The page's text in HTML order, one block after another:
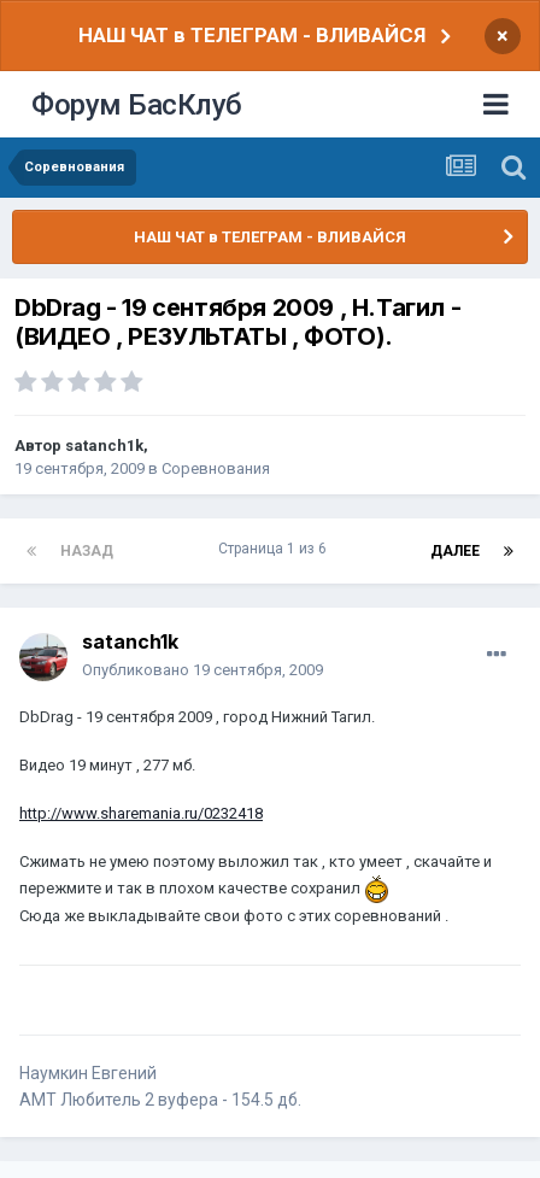
НАШ ЧАТ в ТЕЛЕГРАМ - ВЛИВАЙСЯ ×
Форум БасКлуб
Соревнования
НАШ ЧАТ в ТЕЛЕГРАМ - ВЛИВАЙСЯ
DbDrag - 19 сентября 2009 , Н.Тагил -
(ВИДЕО , РЕЗУЛЬТАТЫ , ФОТО).
Автор satanch1k,
19 сентября, 2009 в Соревнования
НАЗАД ДАЛЕЕ
Страница 1 из 6
satanch1k
Опубликовано 19 сентября, 2009
DbDrag - 19 сентября 2009 , город Нижний Тагил.
Видео 19 минут , 277 мб.
http://www.sharemania.ru/0232418
Сжимать не умею поэтому выложил так , кто умеет , скачайте и
пережмите и так в плохом качестве сохранил
Сюда же выкладывайте свои фото с этих соревнований .
Наумкин Евгений
АМТ Любитель 2 вуфера - 154.5 дб.